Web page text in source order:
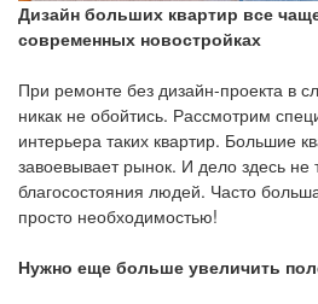
Дизайн больших квартир все
современных новостройках
При ремонте без дизайн-проекта в
никак не обойтись. Рассмотрим
интерьера таких квартир. Большие
завоевывает рынок. И дело здесь не
благосостояния людей. Часто
просто необходимостью!
Нужно еще больше увеличить